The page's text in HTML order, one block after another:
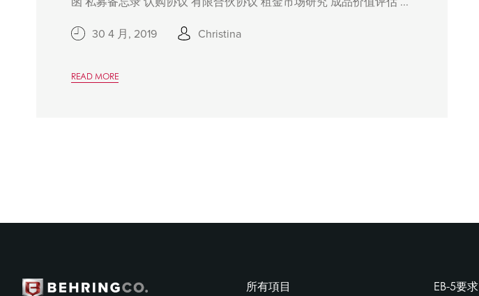
30 4 月, 2019 Christina
READ MORE
所有項目 EB-5要求